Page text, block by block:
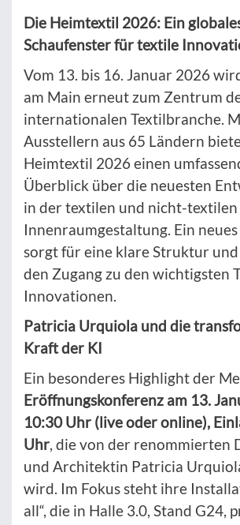
Die Heimtextil 2026: Ein
Schaufenster für textile
Vom 13. bis 16. Januar 2026
am Main erneut zum Zentrum
internationalen Textilbranche.
Ausstellern aus 65 Ländern
Heimtextil 2026 einen
Überblick über die neuesten
in der textilen und nicht-textilen
Innenraumgestaltung. Ein
sorgt für eine klare Struktur
den Zugang zu den wichtigsten
Innovationen.
Patricia Urquiola und die
Kraft der KI
Ein besonderes Highlight der
Eröffnungskonferenz am 13.
10:30 Uhr (live oder online),
Uhr, die von der renommierten
und Architektin Patricia
wird. Im Fokus steht ihre
all“, die in Halle 3.0, Stand G24,